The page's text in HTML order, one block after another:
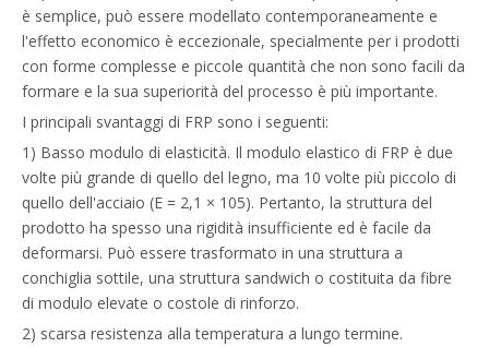
è semplice, può essere modellato contemporaneamente e
l'effetto economico è eccezionale, specialmente per i prodotti
con forme complesse e piccole quantità che non sono facili da
formare e la sua superiorità del processo è più importante.
I principali svantaggi di FRP sono i seguenti:
1) Basso modulo di elasticità. Il modulo elastico di FRP è due
volte più grande di quello del legno, ma 10 volte più piccolo di
quello dell'acciaio (E = 2,1 × 105). Pertanto, la struttura del
prodotto ha spesso una rigidità insufficiente ed è facile da
deformarsi. Può essere trasformato in una struttura a
conchiglia sottile, una struttura sandwich o costituita da fibre
di modulo elevate o costole di rinforzo.
2) scarsa resistenza alla temperatura a lungo termine.